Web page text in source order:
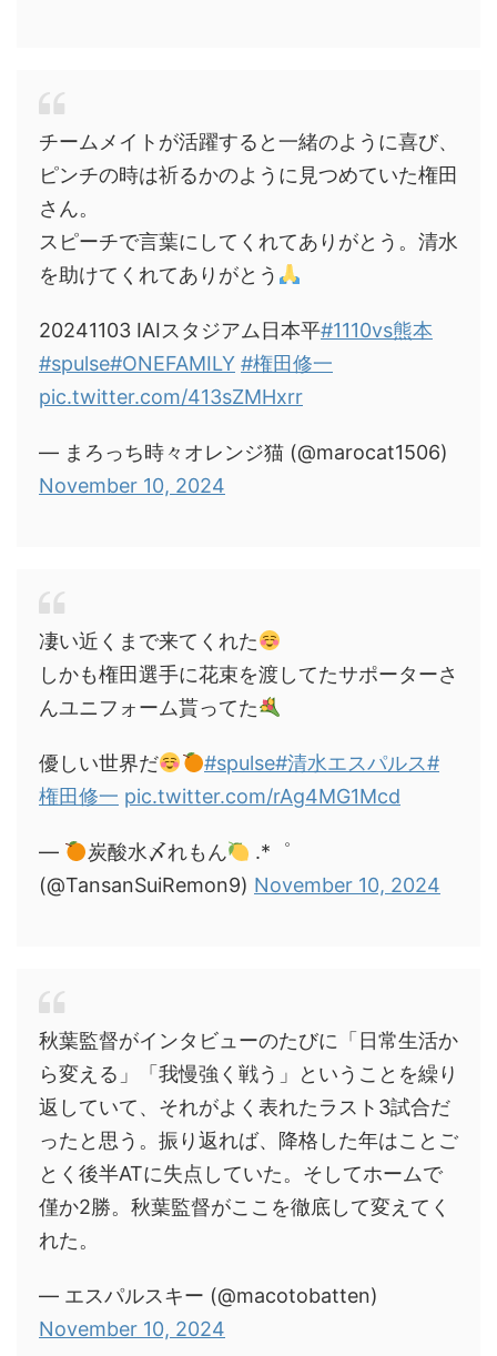
チームメイトが活躍すると一緒のように喜び、
ピンチの時は祈るかのように見つめていた権田
さん。
スピーチで言葉にしてくれてありがとう。清水
を助けてくれてありがとう
20241103 IAIスタジアム日本平#1110vs熊本
#spulse#ONEFAMILY #権田修一
pic.twitter.com/413sZMHxrr
— まろっち時々オレンジ猫 (@marocat1506)
November 10, 2024
凄い近くまで来てくれた
しかも権田選手に花束を渡してたサポーターさ
んユニフォーム貰ってた
優しい世界だ #spulse#清水エスパルス#
権田修一 pic.twitter.com/rAg4MG1Mcd
— 炭酸水〆れもん
.*゜
(@TansanSuiRemon9) November 10, 2024
秋葉監督がインタビューのたびに「日常生活か
ら変える」「我慢強く戦う」ということを繰り
返していて、それがよく表れたラスト3試合だ
ったと思う。振り返れば、降格した年はことご
とく後半ATに失点していた。そしてホームで
僅か2勝。秋葉監督がここを徹底して変えてく
れた。
— エスパルスキー (@macotobatten)
November 10, 2024